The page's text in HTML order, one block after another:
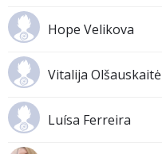
Hope Velikova
Vitalija Olšauskaitė
Luísa Ferreira